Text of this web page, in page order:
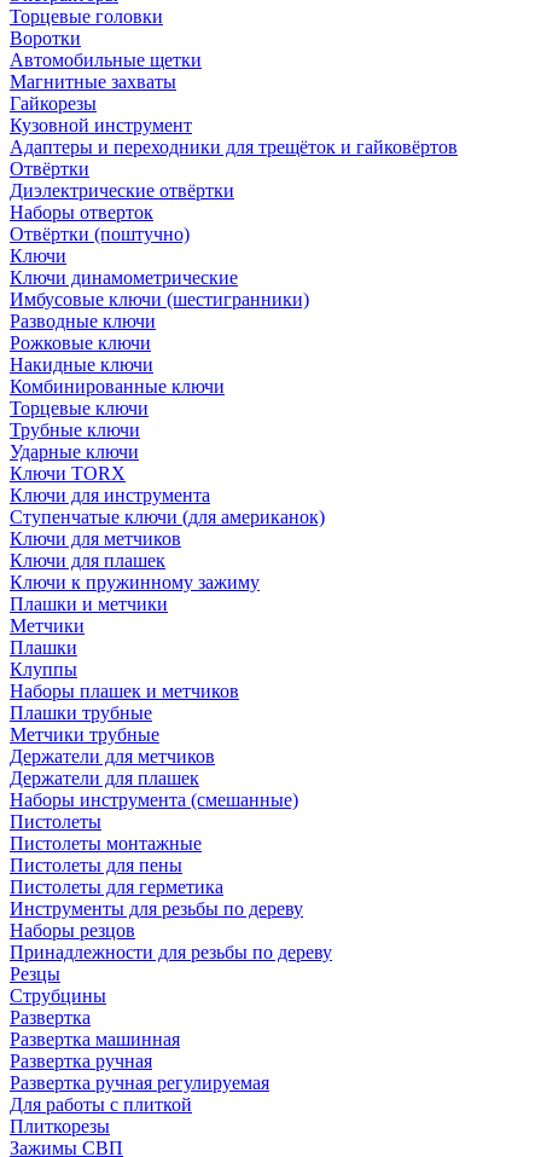
Торцевые головки
Воротки
Автомобильные щетки
Магнитные захваты
Гайкорезы
Кузовной инструмент
Адаптеры и переходники для трещёток и гайковёртов
Отвёртки
Диэлектрические отвёртки
Наборы отверток
Отвёртки (поштучно)
Ключи
Ключи динамометрические
Имбусовые ключи (шестигранники)
Разводные ключи
Рожковые ключи
Накидные ключи
Комбинированные ключи
Торцевые ключи
Трубные ключи
Ударные ключи
Ключи TORX
Ключи для инструмента
Ступенчатые ключи (для американок)
Ключи для метчиков
Ключи для плашек
Ключи к пружинному зажиму
Плашки и метчики
Метчики
Плашки
Клуппы
Наборы плашек и метчиков
Плашки трубные
Метчики трубные
Держатели для метчиков
Держатели для плашек
Наборы инструмента (смешанные)
Пистолеты
Пистолеты монтажные
Пистолеты для пены
Пистолеты для герметика
Инструменты для резьбы по дереву
Наборы резцов
Принадлежности для резьбы по дереву
Резцы
Струбцины
Развертка
Развертка машинная
Развертка ручная
Развертка ручная регулируемая
Для работы с плиткой
Плиткорезы
Зажимы СВП